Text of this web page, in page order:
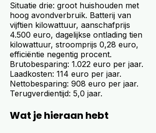
Situatie drie: groot huishouden met
hoog avondverbruik. Batterij van
vijftien kilowattuur, aanschafprijs
4.500 euro, dagelijkse ontlading tien
kilowattuur, stroomprijs 0,28 euro,
efficiëntie negentig procent.
Brutobesparing: 1.022 euro per jaar.
Laadkosten: 114 euro per jaar.
Nettobesparing: 908 euro per jaar.
Terugverdientijd: 5,0 jaar.
Wat je hieraan hebt